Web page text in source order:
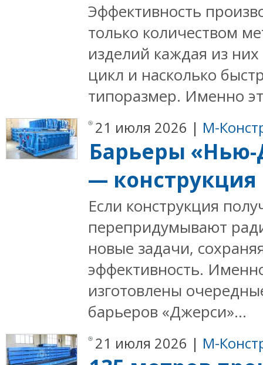
Эффективность
только количеством
изделий каждая из
цикл и насколько
типоразмер. Именно
21 июля 2026 | М-
Барьеры «Нью-
—
Если конструкция
перепридумывают
новые задачи,
эффективность.
изготовлены
барьеров «Джерси»...
21 июля 2026 | М-